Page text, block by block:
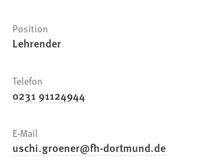
Position
Lehrender
Telefon
0231 91124944
E-Mail
uschi.groener fh-dortmund de